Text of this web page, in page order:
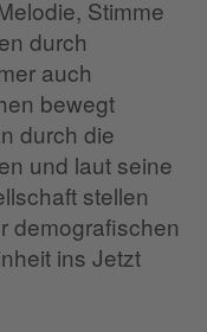
Stimme
durch
auch
bewegt
durch die
und laut seine
stellen
demografischen
ins Jetzt